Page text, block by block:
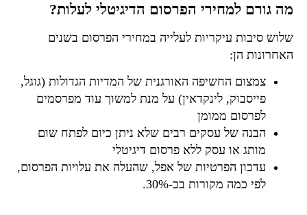
מה גורם למחירי הפרסום הדיגיטלי לעלות?
שלוש סיבות עיקריות לעלייה במחירי הפרסום בשנים
האחרונות הן:
צמצום החשיפה האורגנית של המדיות הגדולות (גוגל,
פייסבוק, לינקדאין) על מנת למשוך עוד מפרסמים
לפרסום ממומן
הבנה של עסקים רבים שלא ניתן כיום לפתח שום
מותג או עסק ללא פרסום דיגיטלי
עדכון הפרטיות של אפל, שהעלה את עלויות הפרסום,
לפי כמה מקורות בכ-30%.